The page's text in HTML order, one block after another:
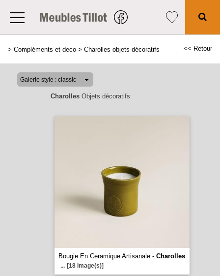
> Compléments et deco > Charolles objets décoratifs << Retour
CharollesObjets décoratifs
Bougie En Ceramique Artisanale - Charolles
... [18 image(s)]